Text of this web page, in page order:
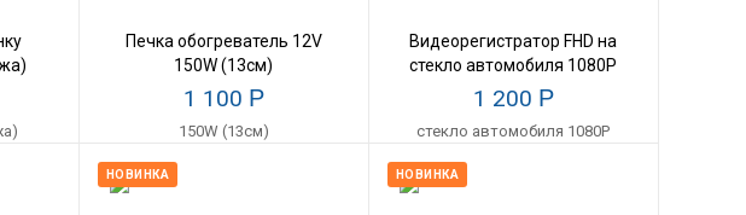
Печка обогреватель 12V
150W (13см)
1 100 Р
Видеорегистратор FHD на
стекло автомобиля 1080P
1 200 Р
НОВИНКА НОВИНКА